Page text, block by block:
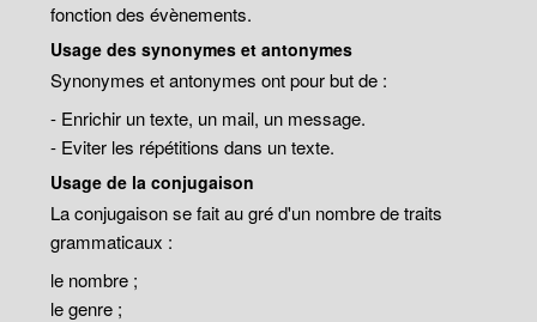
fonction des évènements.
Usage des synonymes et antonymes
Synonymes et antonymes ont pour but de :
- Enrichir un texte, un mail, un message.
- Eviter les répétitions dans un texte.
Usage de la conjugaison
La conjugaison se fait au gré d'un nombre de traits
grammaticaux :
le nombre ;
le genre ;